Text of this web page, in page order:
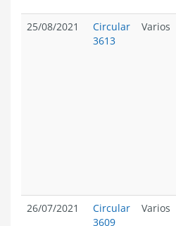
25/08/2021
Circular
3613
Varios
26/07/2021
Circular
3609
Varios